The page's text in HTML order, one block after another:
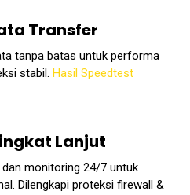
Transfer
tanpa batas untuk performa
stabil. Hasil Speedtest
Lanjut
dan monitoring 24/7 untuk
Dilengkapi proteksi firewall &